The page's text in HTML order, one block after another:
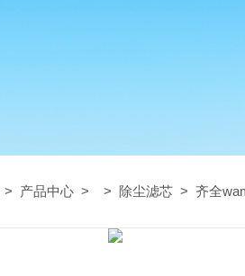
> 产品中心 > > 除尘滤芯 > 齐全